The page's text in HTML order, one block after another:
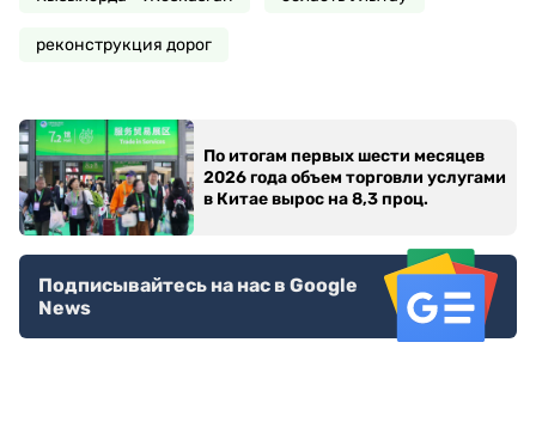
реконструкция дорог
По итогам первых шести месяцев
2026 года объем торговли услугами
в Китае вырос на 8,3 проц.
Подписывайтесь на нас в Google
News